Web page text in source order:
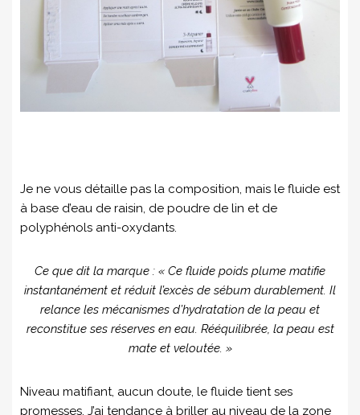
Je ne vous détaille pas la composition, mais le fluide est
à base d’eau de raisin, de poudre de lin et de
polyphénols anti-oxydants.
Ce que dit la marque : « Ce fluide poids plume matifie
instantanément et réduit l’excès de sébum durablement. Il
relance les mécanismes d’hydratation de la peau et
reconstitue ses réserves en eau. Rééquilibrée, la peau est
mate et veloutée. »
Niveau matifiant, aucun doute, le fluide tient ses
promesses. J’ai tendance à briller au niveau de la zone